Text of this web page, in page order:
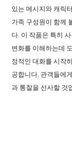
있는 메시지와 캐릭
가족 구성원이 함께
다. 이 작품은 특히
변화를 이해하는데
정적인 대화를 시작
공합니다. 관객들에
과 통찰을 선사할 것